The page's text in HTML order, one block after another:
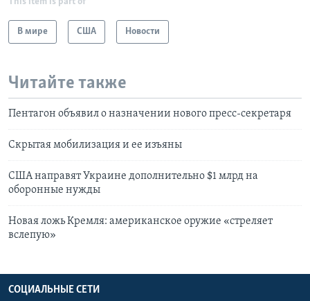
В мире США Новости
Читайте также
Пентагон объявил о назначении нового пресс-секретаря
Скрытая мобилизация и ее изъяны
США направят Украине дополнительно $1 млрд на
оборонные нужды
Новая ложь Кремля: американское оружие «стреляет
вслепую»
СОЦИАЛЬНЫЕ СЕТИ